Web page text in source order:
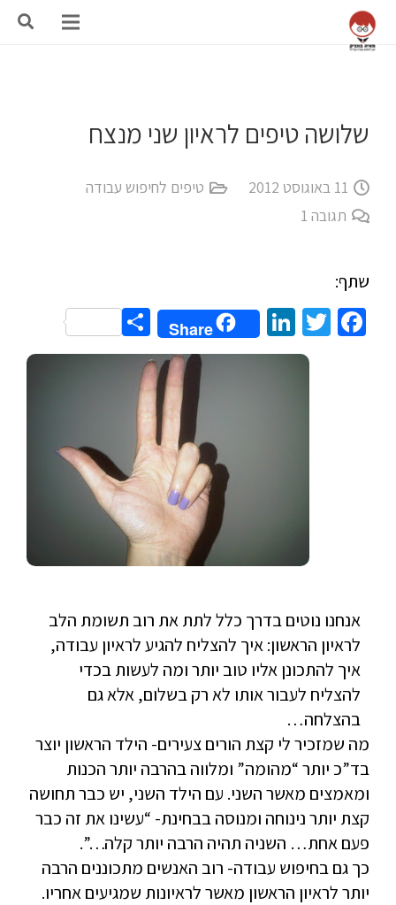
שלושה טיפים לראיון שני מנצח
11 באוגוסט 2012
טיפים לחיפוש עבודה
תגובה
שתף:
Facebook
Twitter
LinkedIn
Share
Share
אנחנו נוטים בדרך כלל לתת את רוב תשומת הלב
לראיון הראשון: איך להצליח להגיע לראיון עבודה,
איך להתכונן אליו טוב יותר ומה לעשות בכדי
להצליח לעבור אותו לא רק בשלום, אלא גם
בהצלחה…
מה שמזכיר לי קצת הורים צעירים- הילד הראשון יוצר
בד”כ יותר “מהומה” ומלווה בהרבה יותר הכנות
ומאמצים מאשר השני. עם הילד השני, יש כבר תחושה
קצת יותר נינוחה ומנוסה בבחינת- “עשינו את זה כבר
פעם אחת… השניה תהיה הרבה יותר קלה…”.
כך גם בחיפוש עבודה- רוב האנשים מתכוננים הרבה
יותר לראיון הראשון מאשר לראיונות שמגיעים אחריו.